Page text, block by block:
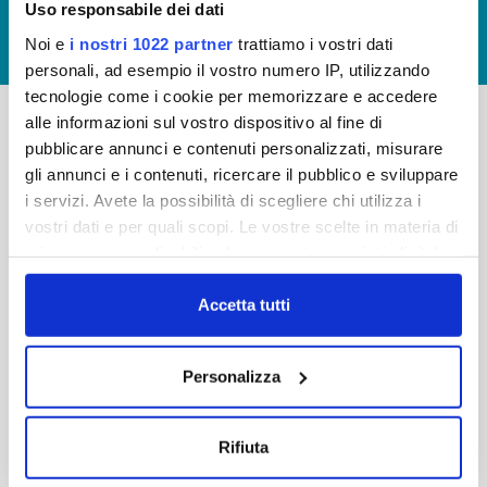
Uso responsabile dei dati
Noi e i nostri 1022 partner trattiamo i vostri dati
personali, ad esempio il vostro numero IP, utilizzando
tecnologie come i cookie per memorizzare e accedere
alle informazioni sul vostro dispositivo al fine di
pubblicare annunci e contenuti personalizzati, misurare
gli annunci e i contenuti, ricercare il pubblico e sviluppare
i servizi. Avete la possibilità di scegliere chi utilizza i
vostri dati e per quali scopi. Le vostre scelte in materia di
in cui avete effettuato le vostre scelte. È possibile
modificare o revocare il proprio consenso in qualsiasi
momento dalla Dichiarazione sui cookie o facendo clic
Con il tuo consenso, vorremmo anche:
raccogliere informazioni sulla tua posizione
Accetta tutti
Personalizza
Rifiuta
LAVORA CON NOI
Publiacqua S.p.A
Via Villamagna 90/c -
50126 Fi
Tel. +39 055688903
Reg Imprese Firenze
-
FAQ
PRIVACY POLICY
COOKIE
WHISTLEBLOWING
CREDITS